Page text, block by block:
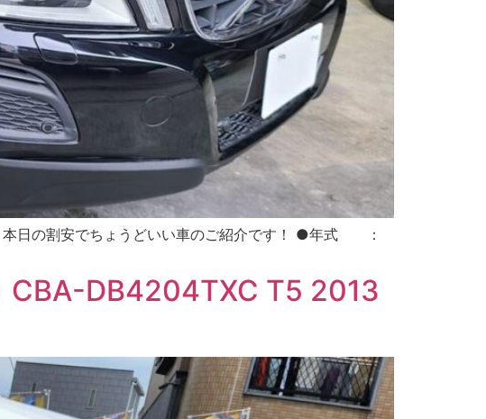
本日の割安でちょうどいい車のご紹介です！ ●年式 ：
CBA-DB4204TXC T5 2013